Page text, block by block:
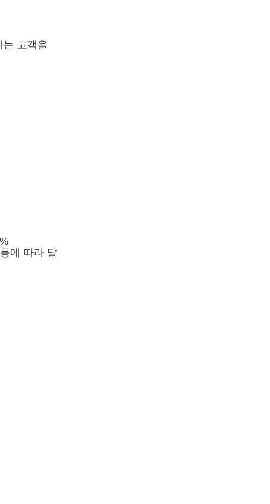
는 고객을
에 따라 달